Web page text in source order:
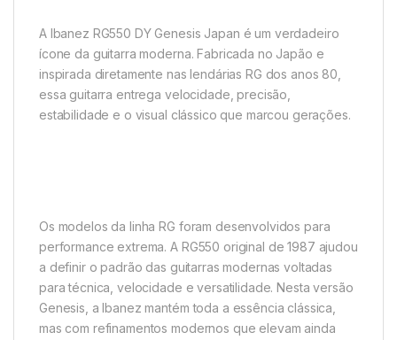
A Ibanez RG550 DY Genesis Japan é um verdadeiro
ícone da guitarra moderna. Fabricada no Japão e
inspirada diretamente nas lendárias RG dos anos 80,
essa guitarra entrega velocidade, precisão,
estabilidade e o visual clássico que marcou gerações.
Os modelos da linha RG foram desenvolvidos para
performance extrema. A RG550 original de 1987 ajudou
a definir o padrão das guitarras modernas voltadas
para técnica, velocidade e versatilidade. Nesta versão
Genesis, a Ibanez mantém toda a essência clássica,
mas com refinamentos modernos que elevam ainda